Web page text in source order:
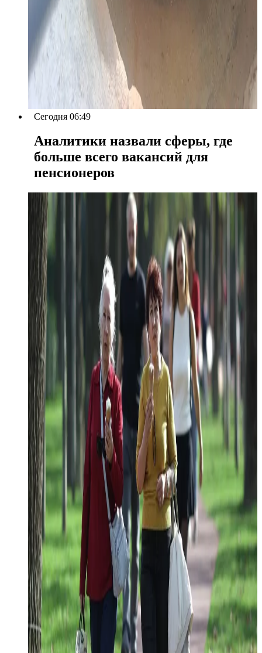
Сегодня 06:49
Аналитики назвали сферы, где
больше всего вакансий для
пенсионеров